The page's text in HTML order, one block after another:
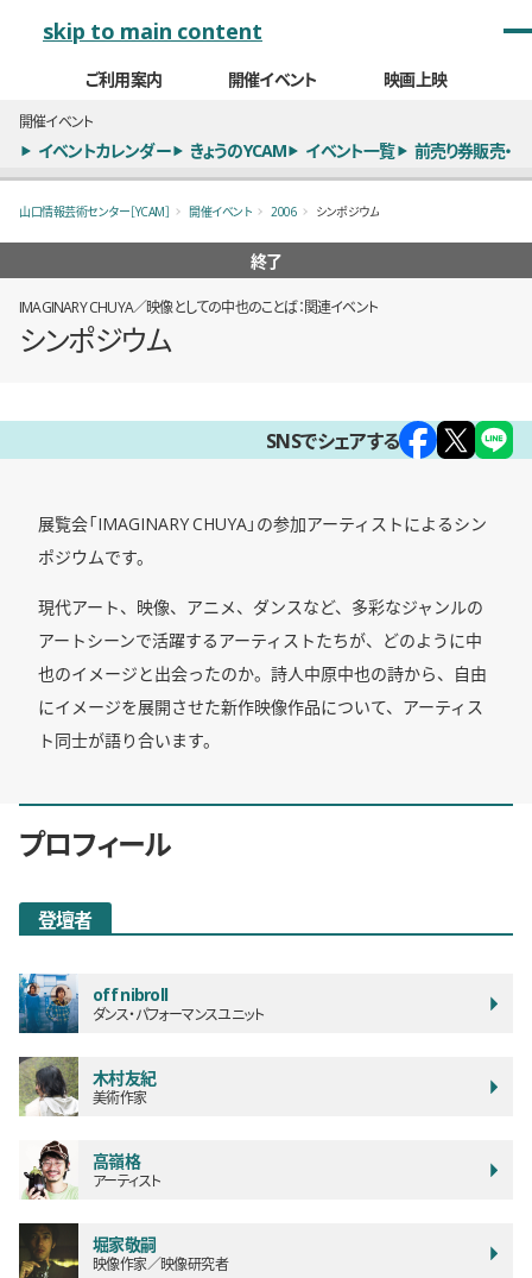
skip to main content
ご利用案内 開催イベント 映画上映
開催イベント
イベントカレンダー きょうのYCAM イベント一覧 前売り券販売・
山口情報芸術センター［YCAM］ 開催イベント 2006 シンポジウム
終了
IMAGINARY CHUYA／映像としての中也のことば：関連イベント
シンポジウム
SNSでシェアする
展覧会「IMAGINARY CHUYA」の参加アーティストによるシン
ポジウムです。
現代アート、映像、アニメ、ダンスなど、多彩なジャンルの
アートシーンで活躍するアーティストたちが、どのように中
也のイメージと出会ったのか。詩人中原中也の詩から、自由
にイメージを展開させた新作映像作品について、アーティス
ト同士が語り合います。
プロフィール
登壇者
off nibroll
ダンス・パフォーマンスユニット
木村友紀
美術作家
高嶺格
アーティスト
堀家敬嗣
映像作家／映像研究者